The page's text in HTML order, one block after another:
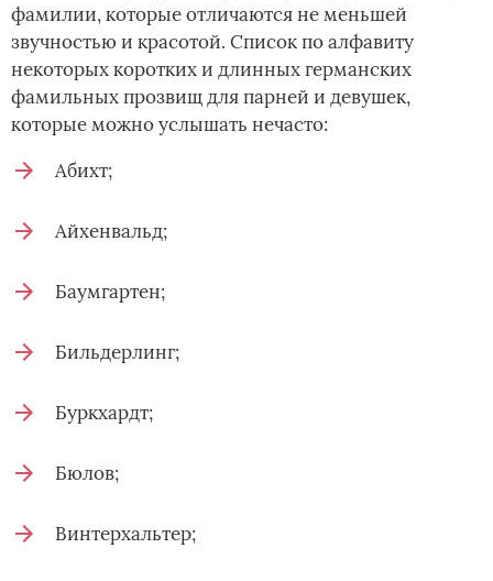
фамилии, которые отличаются не меньшей
звучностью и красотой. Список по алфавиту
некоторых коротких и длинных германских
фамильных прозвищ для парней и девушек,
которые можно услышать нечасто:
Абихт;
Айхенвальд;
Баумгартен;
Бильдерлинг;
Буркхардт;
Бюлов;
Винтерхальтер;